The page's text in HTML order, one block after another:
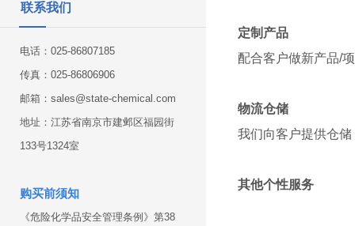
联系我们
电话：025-86807185
传真：025-86806906
邮箱：sales@state-chemical.com
地址：江苏省南京市建邺区福园街
133号1324室
购买前须知
《危险化学品安全管理条例》第38
定制产品
配合客户做新产品/
物流仓储
我们向客户提供仓
其他个性服务